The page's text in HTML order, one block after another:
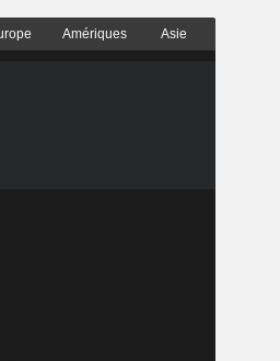
Amériques Asie